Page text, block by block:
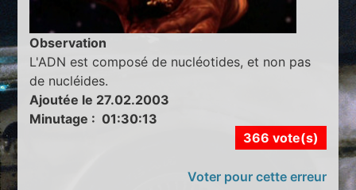
Observation
L'ADN est composé de nucléotides, et non pas
de nucléides.
Ajoutée le 27.02.2003
Minutage : 01:30:13
366 vote(s)
Voter pour cette erreur